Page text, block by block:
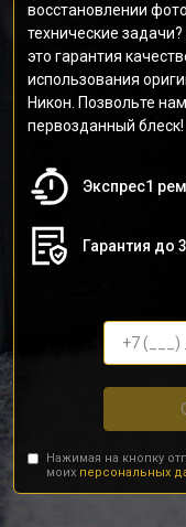
восстановлении
технические
это гарантия
использования
Никон. Позвольте
первозданный блеск!
Экспрес1
Гарантия до
Нажимая на кнопку
моих персональных